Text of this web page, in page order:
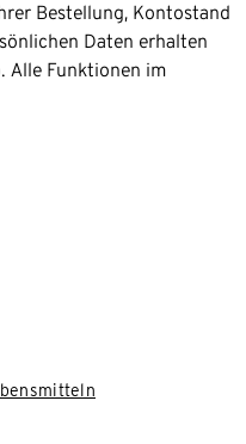
Bestellung, Kontostand
Daten erhalten
Alle Funktionen im